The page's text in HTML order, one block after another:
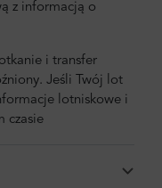
z informacją o
i transfer
Jeśli Twój lot
lotniskowe i
czasie